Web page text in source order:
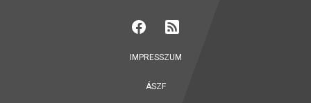
IMPRESSZUM
ÁSZF